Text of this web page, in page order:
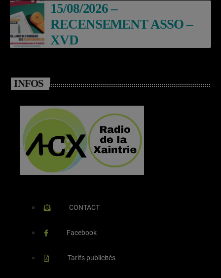
15/08/2026 –
RECENSEMENT ASSO –
XVD
INFOS
CONTACT
Facebook
Tarifs publicités